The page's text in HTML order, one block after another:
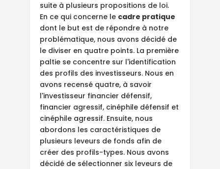
suite à plusieurs propositions de loi.
En ce qui concerne le cadre pratique
dont le but est de répondre à notre
problématique, nous avons décidé de
le diviser en quatre points. La première
paltie se concentre sur l'identification
des profils des investisseurs. Nous en
avons recensé quatre, à savoir
l'investisseur financier défensif,
financier agressif, cinéphile défensif et
cinéphile agressif. Ensuite, nous
abordons les caractéristiques de
plusieurs leveurs de fonds afin de
créer des profils-types. Nous avons
décidé de sélectionner six leveurs de